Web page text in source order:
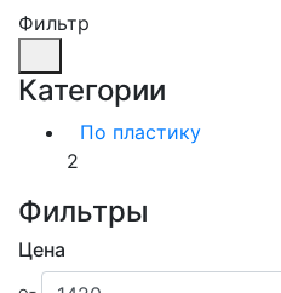
Фильтр
Категории
По пластику
2
Фильтры
Цена